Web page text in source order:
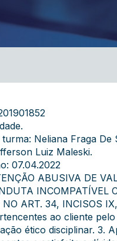
Neliana Fraga De
Luiz Maleski.
07.04.2022
ABUSIVA DE
INCOMPATÍVEL
ART. 34, INCISOS
ao cliente
ético disciplinar. 3.